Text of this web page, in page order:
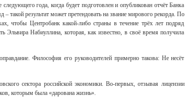
года, когда будет подготовлен и опубликован отчёт Банка
такой результат может претендовать на звание мирового рекорда. По
чтобы Центробанк какой-либо страны в течение трёх лет подряд
Эльвира Набиуллина, которая, как известно, в своё время получила
Философия его руководителей примерно такова: Не несёт
сектора российской экономики. Во-первых, отзывая лицензии
которым была «дарована жизнь».